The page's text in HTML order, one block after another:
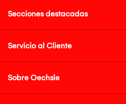
Secciones destacadas
Servicio al Cliente
Sobre Oechsle